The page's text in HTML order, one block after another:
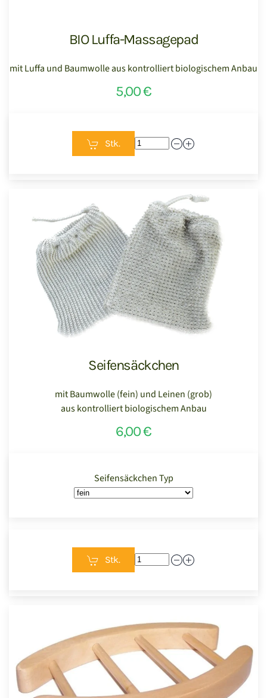
BIO Luffa-Massagepad
mit Luffa und Baumwolle aus kontrolliert biologischem Anbau
5,00 €
Stk.
Seifensäckchen
mit Baumwolle (fein) und Leinen (grob)
aus kontrolliert biologischem Anbau
6,00 €
Seifensäckchen Typ
Stk.